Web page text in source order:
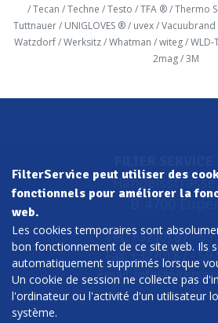
/ Tecan / Techne / Testo / TFA ® / Thermo
Tuttnauer / UNIGLOVES ® / uvex / Vacuubrand
Watzdorf / Werksitz / Whatman / witeg / WLD-
2mag / 3M
B-4700
Tel.: +32 (0) 87 - 59
Fax: +32 (0) 87 - 59
Email:
FilterService peut utiliser des
fonctionnels pour améliorer la
web.
Les cookies temporaires sont
bon fonctionnement de ce site web. Ils
automatiquement supprimés lorsque
Un cookie de session ne collecte pas
l'ordinateur ou l'activité d'un utilisateur
système.